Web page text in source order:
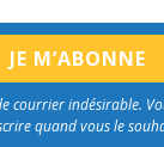
courrier indésirable.
quand vous le